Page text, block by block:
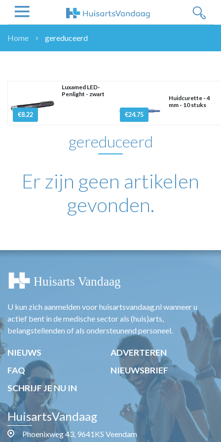
OVERHEID
WETENSCHAP
ZORGVERZEKERAARS
NASCHOLINGEN
DOSSIER
NHG
LHV
OPINIE
TARIEVEN
MEDISCHE VAKHANDEL
REGISTRATIE
Home gereduceerd
€8.22
Luxamed LED-
Penlight - zwart
€24.75
Huidcurette - 4
mm - 10 stuks
gereduceerd
Er zijn geen artikelen
gevonden.
U kun zich aanmelden voor huisartsvandaag.nl wanneer u
actief bent in de medische sector als (huis)arts,
belangstellenden of als ondersteunend personeel.
NIEUWS
ADVERTEREN
FAQ
NIEUWSBRIEF
SCHRIJF JE NU IN
HuisartsVandaag
Phoenixweg 43, 9641KS Veendam